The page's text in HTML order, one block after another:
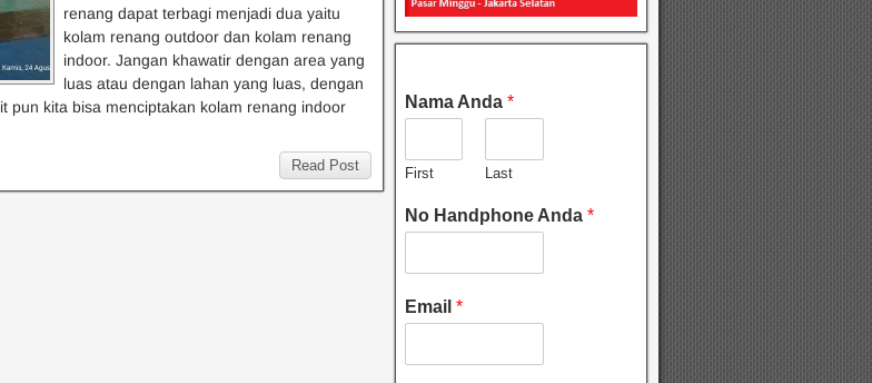
renang dapat terbagi menjadi dua yaitu
kolam renang outdoor dan kolam renang
indoor. Jangan khawatir dengan area yang
luas atau dengan lahan yang luas, dengan
pun kita bisa menciptakan kolam renang indoor
Read Post
Nama Anda *
First Last
No Handphone Anda *
Email *